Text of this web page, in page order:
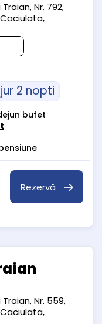
Nr. 792,
2 nopti
bufet
Rezervă
Nr. 559,